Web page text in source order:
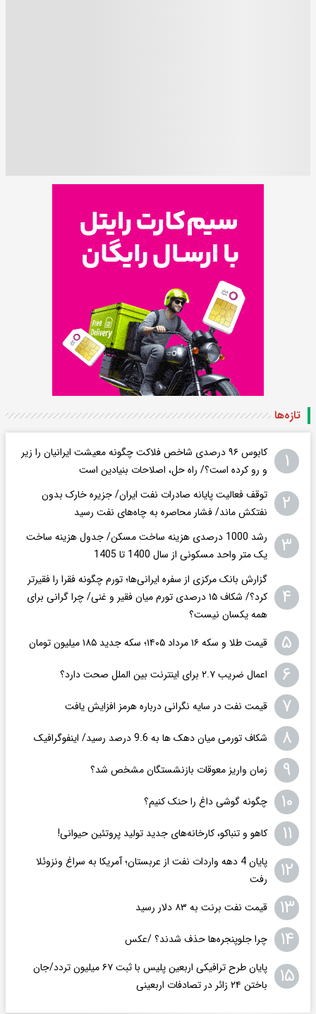
تازه‌ها
۱
کابوس ۹۶ درصدی شاخص فلاکت چگونه معیشت ایرانیان را زیر
و رو کرده است؟/ راه حل، اصلاحات بنیادین است
۲
توقف فعالیت پایانه صادرات نفت ایران/ جزیره خارک بدون
نفتکش ماند/ فشار محاصره به چاه‌های نفت رسید
۳
رشد 1000 درصدی هزینه ساخت مسکن/ جدول هزینه ساخت
یک متر واحد مسکونی از سال 1400 تا 1405
۴
گزارش بانک مرکزی از سفره ایرانی‌ها؛ تورم چگونه فقرا را فقیرتر
کرد؟/ شکاف ۱۵ درصدی تورم میان فقیر و غنی/ چرا گرانی برای
همه یکسان نیست؟
۵ قیمت طلا و سکه ۱۶ مرداد ۱۴۰۵؛ سکه جدید ١٨۵ میلیون تومان
۶ اعمال ضریب ۲.۷ برای اینترنت بین الملل صحت دارد؟
۷ قیمت نفت در سایه نگرانی درباره هرمز افزایش یافت
۸ شکاف تورمی میان دهک ها به 9.6 درصد رسید/ اینفوگرافیک
۹ زمان واریز معوقات بازنشستگان مشخص شد؟
۱۰ چگونه گوشی داغ را حنک کنیم؟
۱۱ کاهو و تنباکو، کارخانه‌های جدید تولید پروتئین حیوانی!
۱۲
پایان 4 دهه واردات نفت از عربستان؛ آمریکا به سراغ ونزوئلا
رفت
۱۳ قیمت نفت برنت به ۸۳ دلار رسید
۱۴ چرا جلوپنجره‌ها حذف شدند؟ /عکس
۱۵
پایان طرح ترافیکی اربعین پلیس با ثبت ۶۷ میلیون تردد/جان
باختن ۲۴ زائر در تصادفات اربعینی